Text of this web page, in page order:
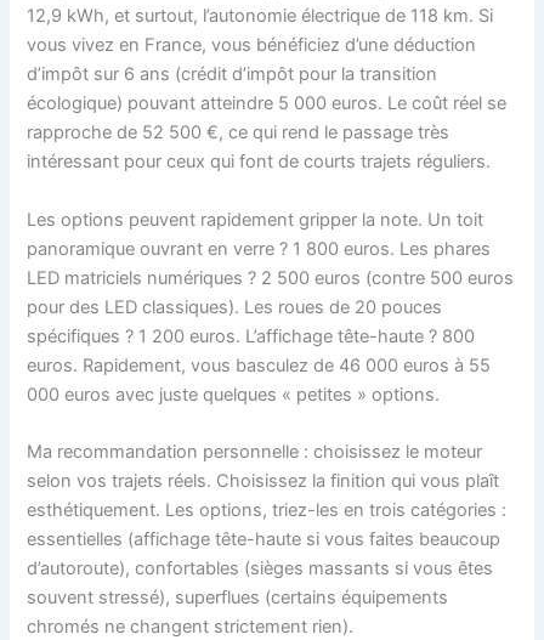
12,9 kWh, et surtout, l’autonomie électrique de 118 km. Si
vous vivez en France, vous bénéficiez d’une déduction
d’impôt sur 6 ans (crédit d’impôt pour la transition
écologique) pouvant atteindre 5 000 euros. Le coût réel se
rapproche de 52 500 €, ce qui rend le passage très
intéressant pour ceux qui font de courts trajets réguliers.
Les options peuvent rapidement gripper la note. Un toit
panoramique ouvrant en verre ? 1 800 euros. Les phares
LED matriciels numériques ? 2 500 euros (contre 500 euros
pour des LED classiques). Les roues de 20 pouces
spécifiques ? 1 200 euros. L’affichage tête-haute ? 800
euros. Rapidement, vous basculez de 46 000 euros à 55
000 euros avec juste quelques « petites » options.
Ma recommandation personnelle : choisissez le moteur
selon vos trajets réels. Choisissez la finition qui vous plaît
esthétiquement. Les options, triez-les en trois catégories :
essentielles (affichage tête-haute si vous faites beaucoup
d’autoroute), confortables (sièges massants si vous êtes
souvent stressé), superflues (certains équipements
chromés ne changent strictement rien).